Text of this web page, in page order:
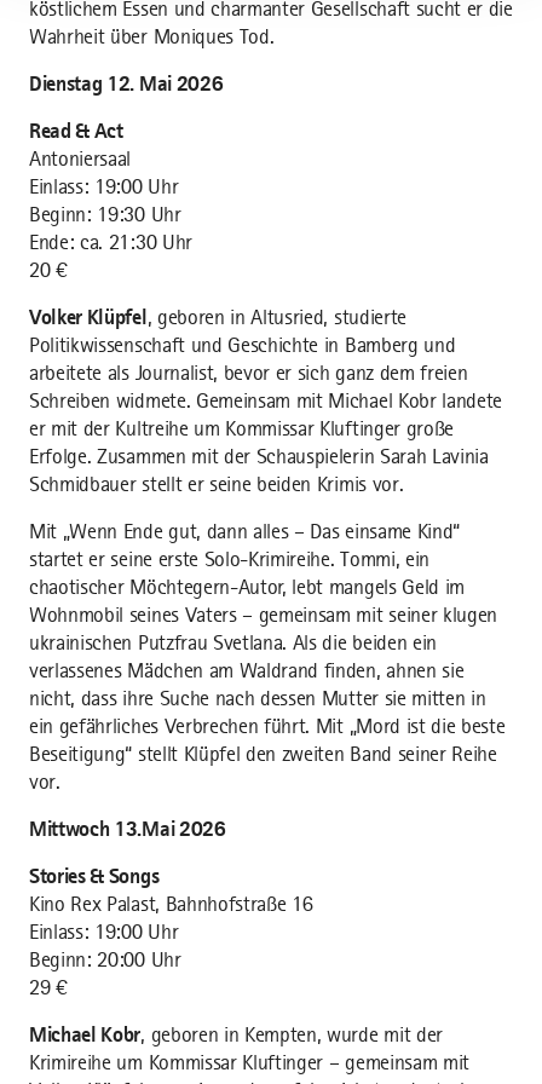
köstlichem Essen und charmanter Gesellschaft sucht er die
Wahrheit über Moniques Tod.
Dienstag 12. Mai 2026
Read & Act
Antoniersaal
Einlass: 19:00 Uhr
Beginn: 19:30 Uhr
Ende: ca. 21:30 Uhr
20 €
Volker Klüpfel , geboren in Altusried, studierte
Politikwissenschaft und Geschichte in Bamberg und
arbeitete als Journalist, bevor er sich ganz dem freien
Schreiben widmete. Gemeinsam mit Michael Kobr landete
er mit der Kultreihe um Kommissar Kluftinger große
Erfolge. Zusammen mit der Schauspielerin Sarah Lavinia
Schmidbauer stellt er seine beiden Krimis vor.
Mit „Wenn Ende gut, dann alles – Das einsame Kind“
startet er seine erste Solo-Krimireihe. Tommi, ein
chaotischer Möchtegern-Autor, lebt mangels Geld im
Wohnmobil seines Vaters – gemeinsam mit seiner klugen
ukrainischen Putzfrau Svetlana. Als die beiden ein
verlassenes Mädchen am Waldrand finden, ahnen sie
nicht, dass ihre Suche nach dessen Mutter sie mitten in
ein gefährliches Verbrechen führt. Mit „Mord ist die beste
Beseitigung“ stellt Klüpfel den zweiten Band seiner Reihe
vor.
Mittwoch 13.Mai 2026
Stories & Songs
Kino Rex Palast, Bahnhofstraße 16
Einlass: 19:00 Uhr
Beginn: 20:00 Uhr
29 €
Michael Kobr, geboren in Kempten, wurde mit der
Krimireihe um Kommissar Kluftinger – gemeinsam mit